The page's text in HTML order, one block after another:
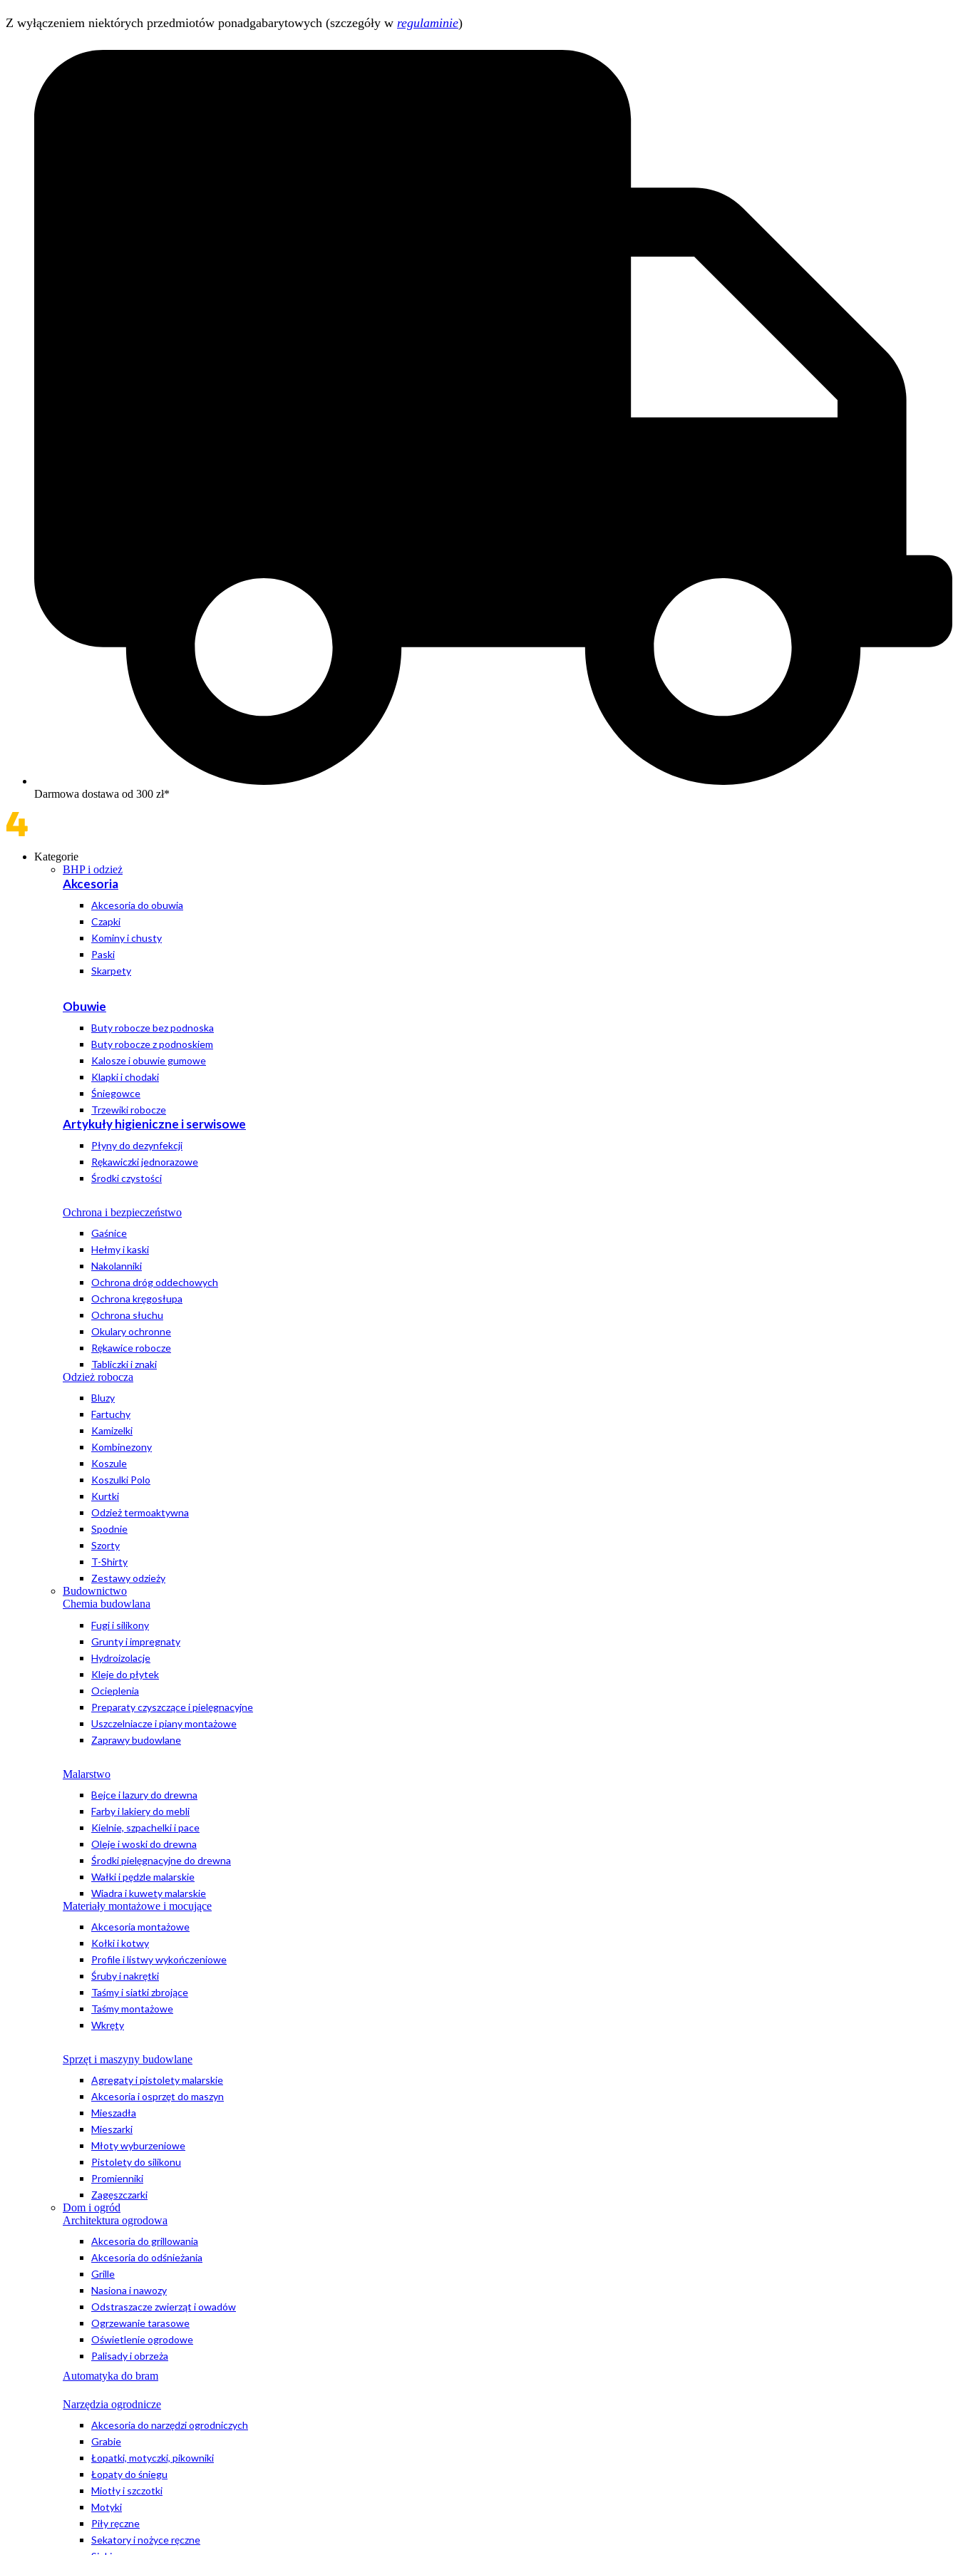
Z wyłączeniem niektórych przedmiotów ponadgabarytowych (szczegóły w regulaminie)
Darmowa dostawa od 300 zł*
Kategorie
BHP i odzież
Akcesoria
Akcesoria do obuwia
Czapki
Kominy i chusty
Paski
Skarpety
Obuwie
Buty robocze bez podnoska
Buty robocze z podnoskiem
Kalosze i obuwie gumowe
Klapki i chodaki
Śniegowce
Trzewiki robocze
Artykuły higieniczne i serwisowe
Płyny do dezynfekcji
Rękawiczki jednorazowe
Środki czystości
Ochrona i bezpieczeństwo
Gaśnice
Hełmy i kaski
Nakolanniki
Ochrona dróg oddechowych
Ochrona kręgosłupa
Ochrona słuchu
Okulary ochronne
Rękawice robocze
Tabliczki i znaki
Odzież robocza
Bluzy
Fartuchy
Kamizelki
Kombinezony
Koszule
Koszulki Polo
Kurtki
Odzież termoaktywna
Spodnie
Szorty
T-Shirty
Zestawy odzieży
Budownictwo
Chemia budowlana
Fugi i silikony
Grunty i impregnaty
Hydroizolacje
Kleje do płytek
Ocieplenia
Preparaty czyszczące i pielęgnacyjne
Uszczelniacze i piany montażowe
Zaprawy budowlane
Malarstwo
Bejce i lazury do drewna
Farby i lakiery do mebli
Kielnie, szpachelki i pace
Oleje i woski do drewna
Środki pielęgnacyjne do drewna
Wałki i pędzle malarskie
Wiadra i kuwety malarskie
Materiały montażowe i mocujące
Akcesoria montażowe
Kołki i kotwy
Profile i listwy wykończeniowe
Śruby i nakrętki
Taśmy i siatki zbrojące
Taśmy montażowe
Wkręty
Sprzęt i maszyny budowlane
Agregaty i pistolety malarskie
Akcesoria i osprzęt do maszyn
Mieszadła
Mieszarki
Młoty wyburzeniowe
Pistolety do silikonu
Promienniki
Zagęszczarki
Dom i ogród
Architektura ogrodowa
Akcesoria do grillowania
Akcesoria do odśnieżania
Grille
Nasiona i nawozy
Odstraszacze zwierząt i owadów
Ogrzewanie tarasowe
Oświetlenie ogrodowe
Palisady i obrzeża
Automatyka do bram
Narzędzia ogrodnicze
Akcesoria do narzędzi ogrodniczych
Grabie
Łopatki, motyczki, pikowniki
Łopaty do śniegu
Miotły i szczotki
Motyki
Piły ręczne
Sekatory i nożyce ręczne